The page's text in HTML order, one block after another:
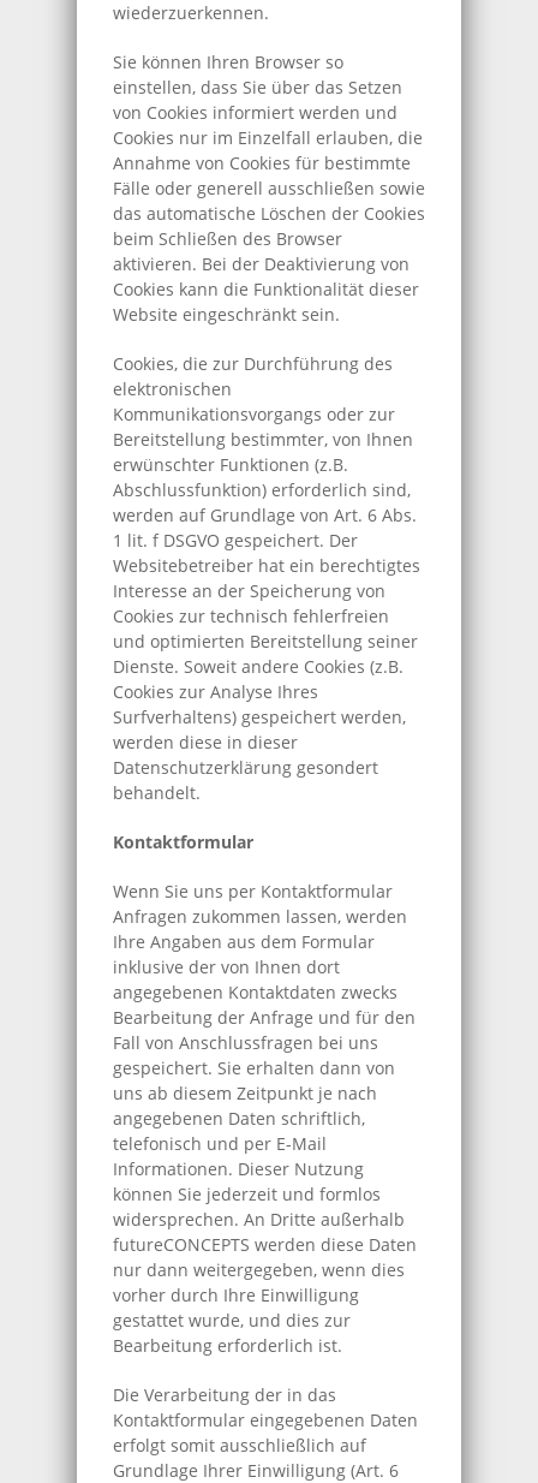
wiederzuerkennen.
Sie können Ihren Browser so
einstellen, dass Sie über das Setzen
von Cookies informiert werden und
Cookies nur im Einzelfall erlauben, die
Annahme von Cookies für bestimmte
Fälle oder generell ausschließen sowie
das automatische Löschen der Cookies
beim Schließen des Browser
aktivieren. Bei der Deaktivierung von
Cookies kann die Funktionalität dieser
Website eingeschränkt sein.
Cookies, die zur Durchführung des
elektronischen
Kommunikationsvorgangs oder zur
Bereitstellung bestimmter, von Ihnen
erwünschter Funktionen (z.B.
Abschlussfunktion) erforderlich sind,
werden auf Grundlage von Art. 6 Abs.
1 lit. f DSGVO gespeichert. Der
Websitebetreiber hat ein berechtigtes
Interesse an der Speicherung von
Cookies zur technisch fehlerfreien
und optimierten Bereitstellung seiner
Dienste. Soweit andere Cookies (z.B.
Cookies zur Analyse Ihres
Surfverhaltens) gespeichert werden,
werden diese in dieser
Datenschutzerklärung gesondert
behandelt.
Kontaktformular
Wenn Sie uns per Kontaktformular
Anfragen zukommen lassen, werden
Ihre Angaben aus dem Formular
inklusive der von Ihnen dort
angegebenen Kontaktdaten zwecks
Bearbeitung der Anfrage und für den
Fall von Anschlussfragen bei uns
gespeichert. Sie erhalten dann von
uns ab diesem Zeitpunkt je nach
angegebenen Daten schriftlich,
telefonisch und per E-Mail
Informationen. Dieser Nutzung
können Sie jederzeit und formlos
widersprechen. An Dritte außerhalb
futureCONCEPTS werden diese Daten
nur dann weitergegeben, wenn dies
vorher durch Ihre Einwilligung
gestattet wurde, und dies zur
Bearbeitung erforderlich ist.
Die Verarbeitung der in das
Kontaktformular eingegebenen Daten
erfolgt somit ausschließlich auf
Grundlage Ihrer Einwilligung (Art. 6